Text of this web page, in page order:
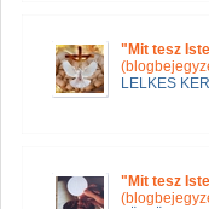
"Mit tesz
LELKES
"Mit tesz